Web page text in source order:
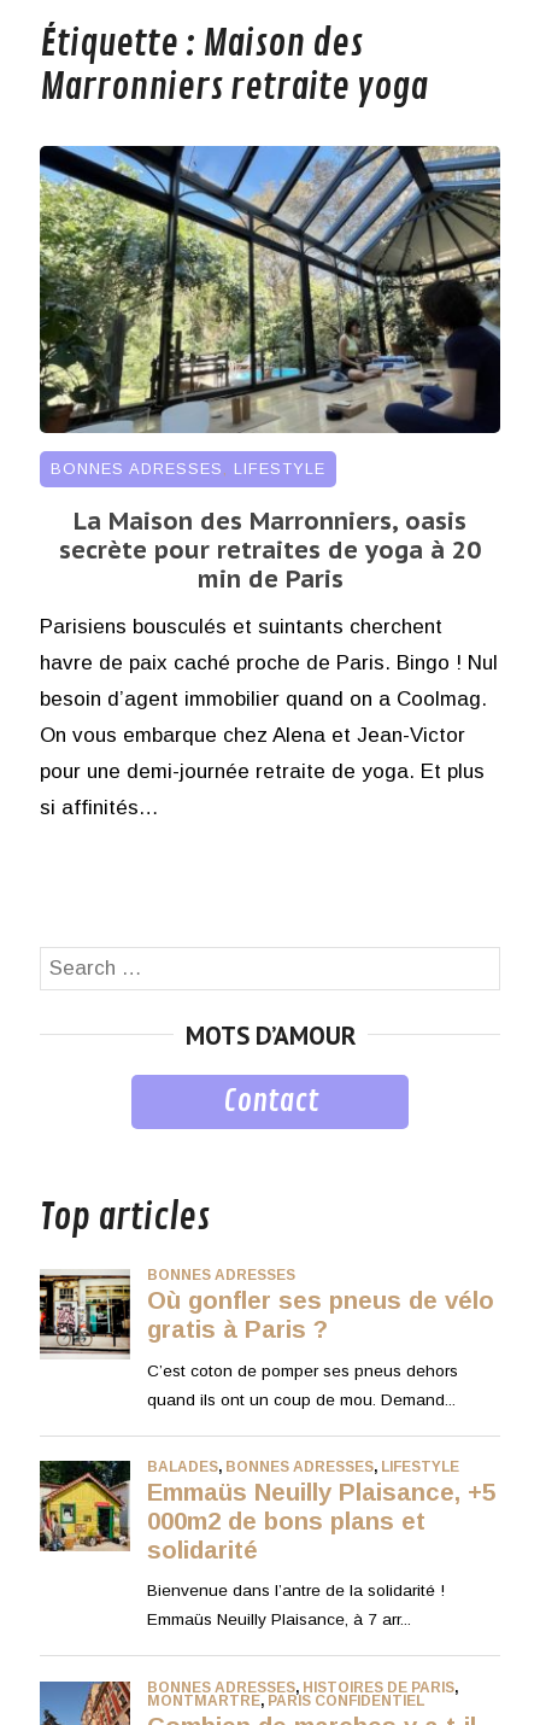
Étiquette : Maison des
Marronniers retraite yoga
BONNES ADRESSES LIFESTYLE
La Maison des Marronniers, oasis
secrète pour retraites de yoga à 20
min de Paris
Parisiens bousculés et suintants cherchent
havre de paix caché proche de Paris. Bingo ! Nul
besoin d’agent immobilier quand on a Coolmag.
On vous embarque chez Alena et Jean-Victor
pour une demi-journée retraite de yoga. Et plus
si affinités…
Search
MOTS D’AMOUR
Contact
Top articles